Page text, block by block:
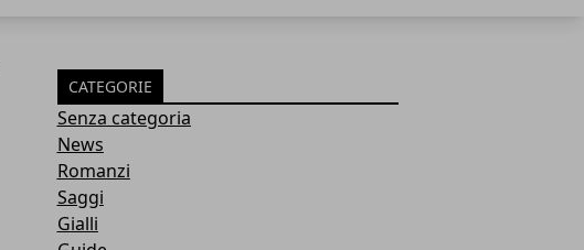
CATEGORIE
Senza categoria
News
Romanzi
Saggi
Gialli